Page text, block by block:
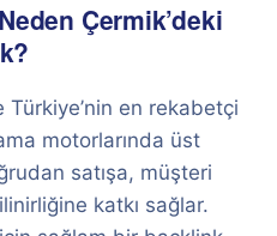
Çermik’deki
en rekabetçi
motorlarında üst
satışa, müşteri
katkı sağlar.